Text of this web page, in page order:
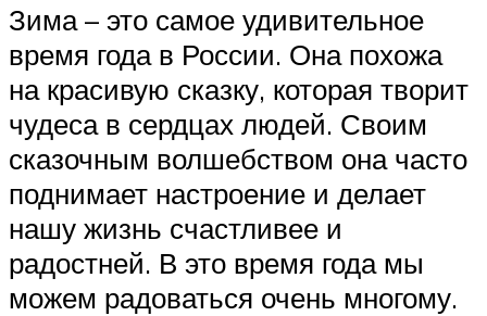
Зима – это самое удивительное
время года в России. Она похожа
на красивую сказку, которая творит
чудеса в сердцах людей. Своим
сказочным волшебством она часто
поднимает настроение и делает
нашу жизнь счастливее и
радостней. В это время года мы
можем радоваться очень многому.